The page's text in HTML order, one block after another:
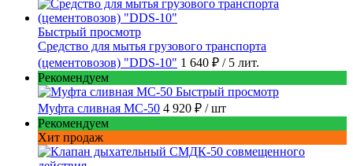
Быстрый просмотр
Средство для мытья грузового транспорта
(цементовозов) "DDS-10" 1 640 ₽ / 5 лит.
Рекомендуем
Быстрый просмотр
Муфта сливная МС-50 4 920 ₽ / шт
Рекомендуем
Хит продаж